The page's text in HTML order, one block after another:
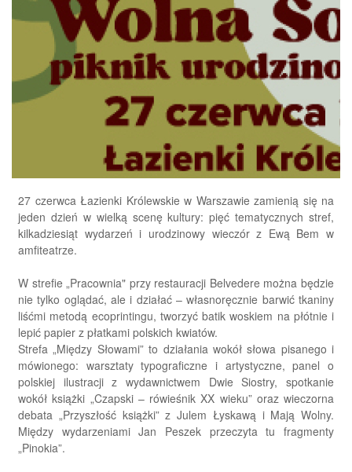
27 czerwca Łazienki Królewskie w Warszawie zamienią się na
jeden dzień w wielką scenę kultury: pięć tematycznych stref,
kilkadziesiąt wydarzeń i urodzinowy wieczór z Ewą Bem w
amfiteatrze.
W strefie „Pracownia" przy restauracji Belvedere można będzie
nie tylko oglądać, ale i działać – własnoręcznie barwić tkaniny
liśćmi metodą ecoprintingu, tworzyć batik woskiem na płótnie i
lepić papier z płatkami polskich kwiatów.
Strefa „Między Słowami” to działania wokół słowa pisanego i
mówionego: warsztaty typograficzne i artystyczne, panel o
polskiej ilustracji z wydawnictwem Dwie Siostry, spotkanie
wokół książki „Czapski – rówieśnik XX wieku” oraz wieczorna
debata „Przyszłość książki” z Julem Łyskawą i Mają Wolny.
Między wydarzeniami Jan Peszek przeczyta tu fragmenty
„Pinokia”.